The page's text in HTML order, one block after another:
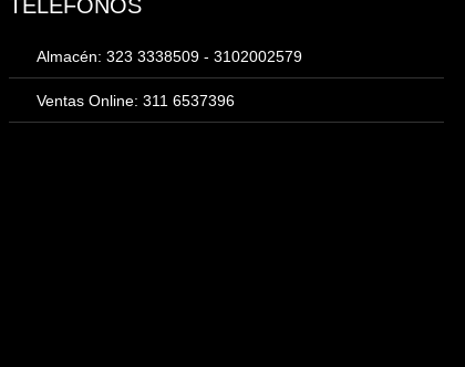
TELÉFONOS
Almacén: 323 3338509 - 3102002579
Ventas Online: 311 6537396